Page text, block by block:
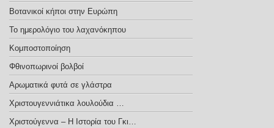
Βοτανικοί κήποι στην Ευρώπη
Το ημερολόγιο του λαχανόκηπου
Κομποστοποίηση
Φθινοπωρινοί βολβοί
Αρωματικά φυτά σε γλάστρα
Χριστουγεννιάτικα λουλούδια …
Χριστούγεννα – H Iστορία του Γκι…